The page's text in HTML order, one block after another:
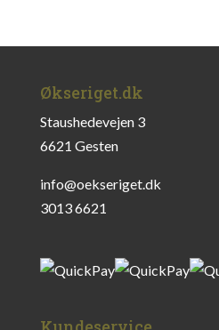
Økseriget.dk
Staushedevejen 3
6621 Gesten
info@oekseriget.dk
3013 6621